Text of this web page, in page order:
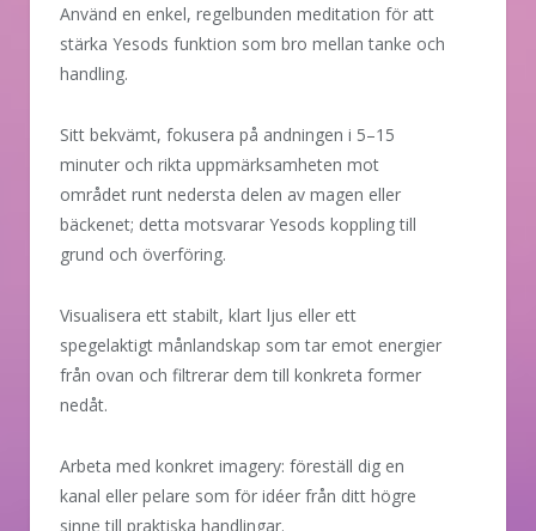
Använd en enkel, regelbunden meditation för att
stärka Yesods funktion som bro mellan tanke och
handling.
Sitt bekvämt, fokusera på andningen i 5–15
minuter och rikta uppmärksamheten mot
området runt nedersta delen av magen eller
bäckenet; detta motsvarar Yesods koppling till
grund och överföring.
Visualisera ett stabilt, klart ljus eller ett
spegelaktigt månlandskap som tar emot energier
från ovan och filtrerar dem till konkreta former
nedåt.
Arbeta med konkret imagery: föreställ dig en
kanal eller pelare som för idéer från ditt högre
sinne till praktiska handlingar.